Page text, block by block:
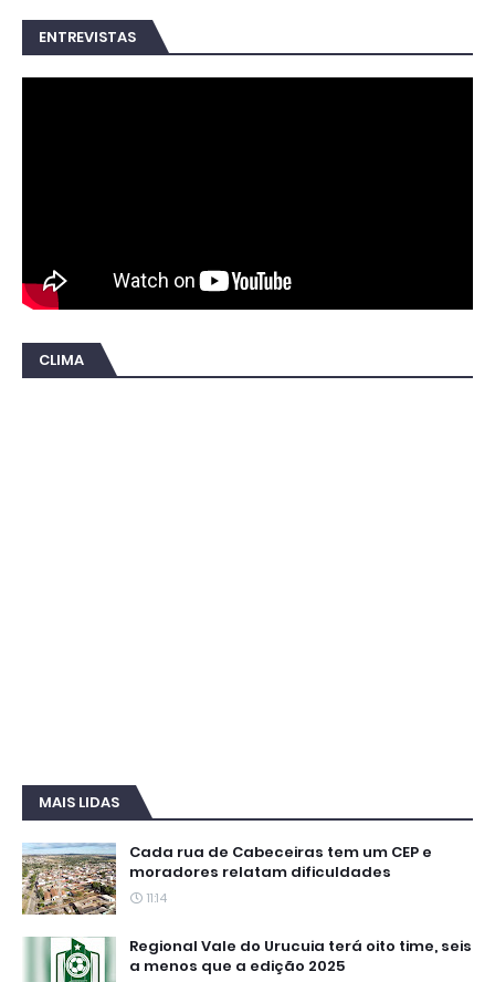
ENTREVISTAS
CLIMA
MAIS LIDAS
Cada rua de Cabeceiras tem um CEP e
moradores relatam dificuldades
11:14
Regional Vale do Urucuia terá oito time, seis
a menos que a edição 2025